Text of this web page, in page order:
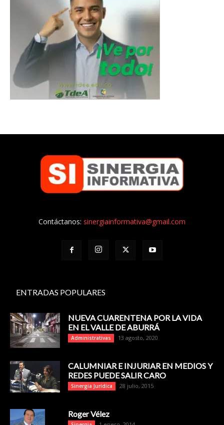
Contáctanos: sinergiainformativa@gmail.com
ENTRADAS POPULARES
NUEVA CUARENTENA POR LA VIDA
EN EL VALLE DE ABURRÁ
Administrativas 13 agosto, 2020
CALUMNIAR E INJURIAR EN MEDIOS Y
REDES PUEDE SALIR CARO
Sinergia Jurídica 28 julio, 2015
Roger Vélez